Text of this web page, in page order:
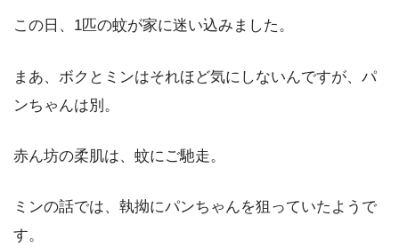
この日、1匹の蚊が家に迷い込みました。
まあ、ボクとミンはそれほど気にしないんですが、パ
ンちゃんは別。
赤ん坊の柔肌は、蚊にご馳走。
ミンの話では、執拗にパンちゃんを狙っていたようで
す。